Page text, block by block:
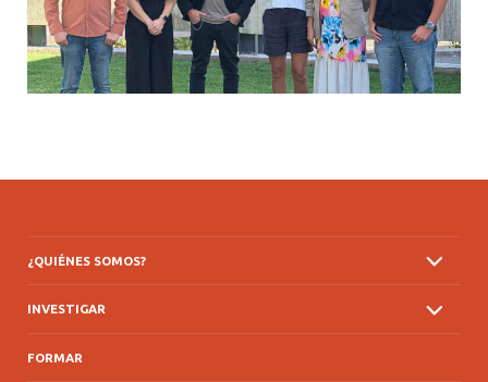
¿QUIÉNES SOMOS?
INVESTIGAR
FORMAR